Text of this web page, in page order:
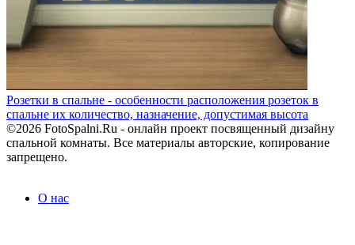
Розетки в спальне - особенности расположения розеток в
спальне их количество, назначение, допустимая высота
©2026 FotoSpalni.Ru - онлайн проект посвященный дизайну
спальной комнаты. Все материалы авторские, копирование
запрещено.
О нас